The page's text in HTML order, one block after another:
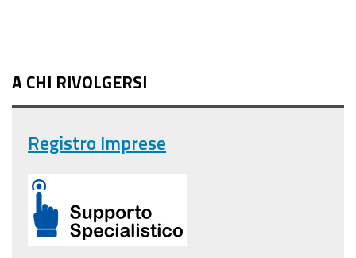
A CHI RIVOLGERSI
Registro Imprese